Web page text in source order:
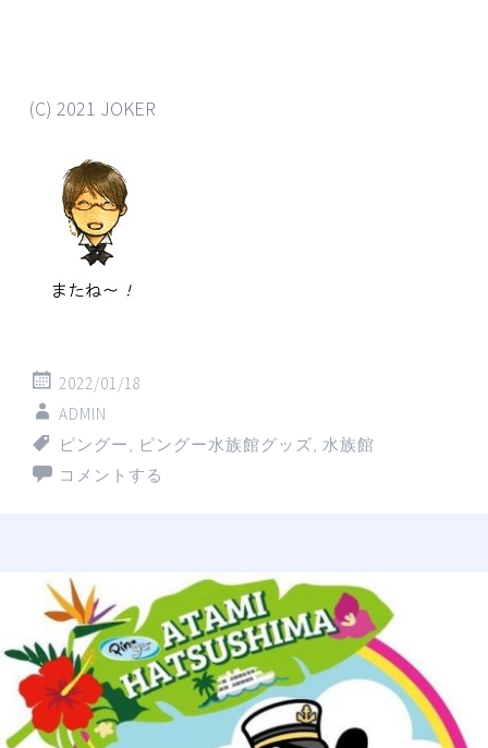
(C) 2021 JOKER
2022/01/18
ADMIN
ピングー, ピングー水族館グッズ, 水族館
コメントする